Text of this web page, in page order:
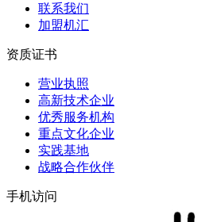
联系我们
加盟机汇
资质证书
营业执照
高新技术企业
优秀服务机构
重点文化企业
实践基地
战略合作伙伴
手机访问